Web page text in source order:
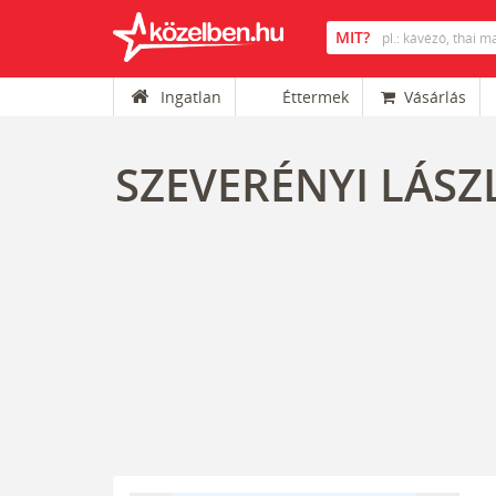
Ingatlan Éttermek Vásárlás
SZEVERÉNYI